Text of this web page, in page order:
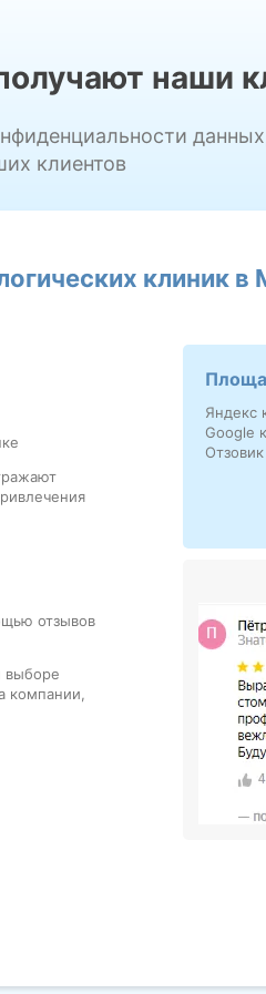
наши
клиентов
клиник в
Яндекс
Google
Отзовик
отзывов
выборе
компании,